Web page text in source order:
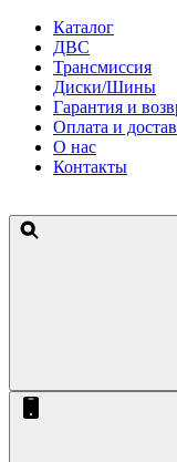
Каталог
ДВС
Трансмиссия
Диски/Шины
Гарантия и
Оплата и
О нас
Контакты